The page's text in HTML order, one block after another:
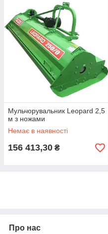
Мульчорувальник Leopard 2,5
м з ножами
Немає в наявності
156 413,30 ₴
Про нас